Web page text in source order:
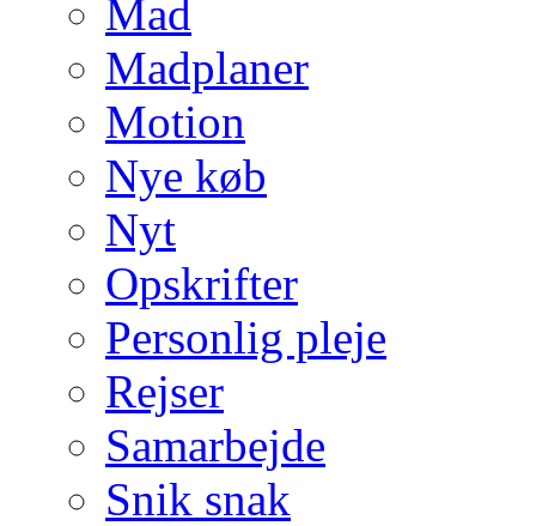
Mad
Madplaner
Motion
Nye køb
Nyt
Opskrifter
Personlig pleje
Rejser
Samarbejde
Snik snak